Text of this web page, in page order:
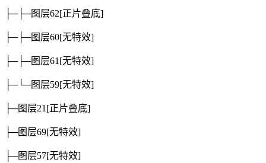
├─├─图层62[正片叠底]
├─├─图层60[无特效]
├─├─图层61 [无特效]
├─└─图层59[无特效]
├─图层21 [正片叠底]
├─图层69[无特效]
├─图层57[无特效]